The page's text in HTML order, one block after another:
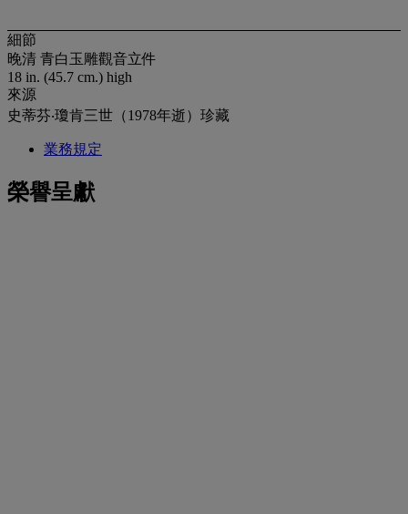
細節
晚清 青白玉雕觀音立件
18 in. (45.7 cm.) high
來源
史蒂芬‧瓊肯三世（1978年逝）珍藏
業務規定
榮譽呈獻